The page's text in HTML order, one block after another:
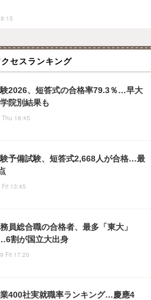
セスランキング
2026、短答式の合格率79.3％…早大
院別結果も
18:45
予備試験、短答式2,668人が合格…最
13:45
員総合職の合格者、最多「東大」
割が国立大出身
Fri 17:20
400社実就職率ランキング…慶應4